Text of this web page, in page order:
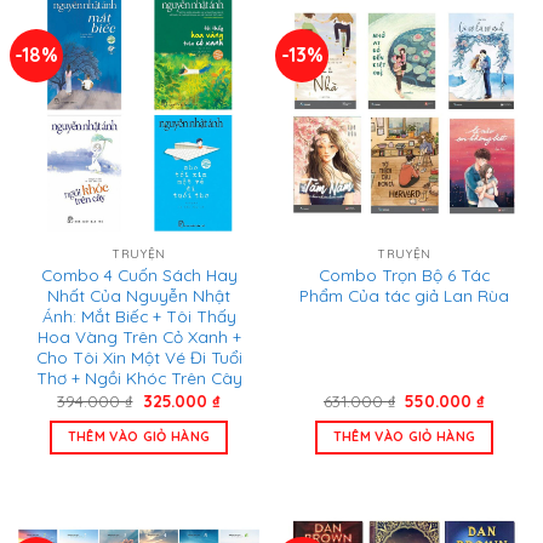
-18%
TRUYỆN
Combo 4 Cuốn Sách Hay
Nhất Của Nguyễn Nhật
Ánh: Mắt Biếc + Tôi Thấy
Hoa Vàng Trên Cỏ Xanh +
Cho Tôi Xin Một Vé Đi Tuổi
Thơ + Ngồi Khóc Trên Cây
394.000₫ Giá
là:
394.000 ₫.
325.000 ₫Giá
THÊM VÀO GIỎ HÀNG
-13%
TRUYỆN
Combo Trọn Bộ 6 Tác
Phẩm Của tác giả Lan Rùa
631.000₫ Giá
là:
631.000 ₫.
550.000₫Giá
THÊM VÀO GIỎ HÀNG